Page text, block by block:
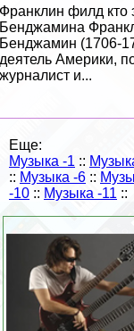
Франклин филд кто
Бенджамина
Бенджамин (1706-
деятель Америки,
журналист и...
Еще:
Музыка -1 ::
:: Музыка -6 ::
-10 :: Музыка -11 ::